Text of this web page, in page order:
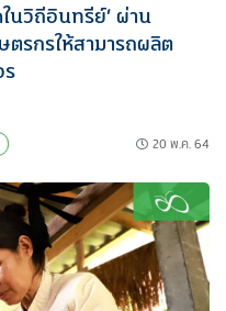
นวิถีอินทรีย์’ ผ่าน
รกรให้สามารถผลิต
20 พ.ค. 64